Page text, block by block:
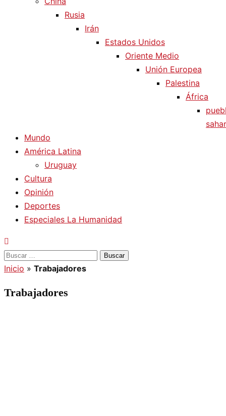
Rusia
Irán
Estados Unidos
Oriente Medio
Unión Europea
Palestina
África
Mundo
América Latina
Uruguay
Cultura
Opinión
Deportes
Especiales La Humanidad
Buscar:
Inicio » Trabajadores
Trabajadores